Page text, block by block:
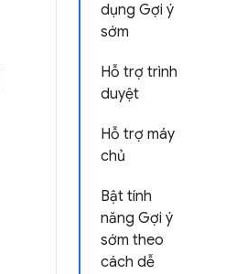
dụng Gợi ý
sớm
Hỗ trợ trình
duyệt
Hỗ trợ máy
chủ
Bật tính
năng Gợi ý
sớm theo
cách dễ